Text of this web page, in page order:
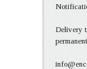
Delivery